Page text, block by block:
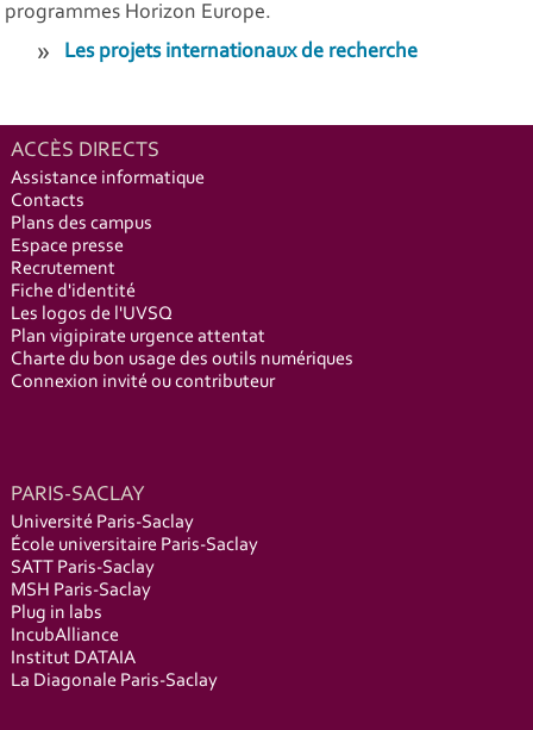
programmes Horizon Europe.
Les projets internationaux de recherche
ACCÈS DIRECTS
Assistance informatique
Contacts
Plans des campus
Espace presse
Recrutement
Fiche d'identité
Les logos de l'UVSQ
Plan vigipirate urgence attentat
Charte du bon usage des outils numériques
Connexion invité ou contributeur
PARIS-SACLAY
Université Paris-Saclay
École universitaire Paris-Saclay
SATT Paris-Saclay
MSH Paris-Saclay
Plug in labs
IncubAlliance
Institut DATAIA
La Diagonale Paris-Saclay